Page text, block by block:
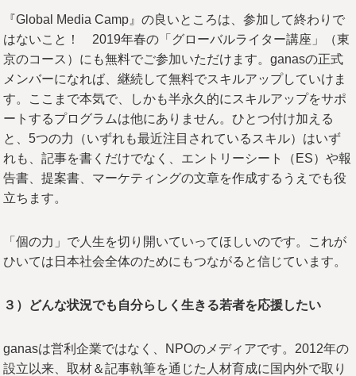
『Global Media Camp』の良いところは、参加して終わりで
はないこと！ 2019年春の「グローバルライター講座」（東
京のコース）にも無料でご参加いただけます。ganasの正式
メンバーになれば、継続して無料でスキルアップしていけま
す。ここまで本気で、しかも半永久的にスキルアップをサポ
ートするプログラムは他にありません。ひとつ付け加える
と、5つの力（いずれも最近注目されているスキル）はいず
れも、記事を書くだけでなく、エントリーシート（ES）や報
告書、提案書、マーケティングの文章を作成するうえでも役
立ちます。
「個の力」で人生を切り開いていってほしいのです。これが
ひいては日本社会全体のためにもつながると信じています。
３）どんな状況でも自分らしく生きる若者を応援したい
ganasは営利企業ではなく、NPOのメディアです。2012年の
設立以来、取材＆記事執筆を通じた人材育成に国内外で取り